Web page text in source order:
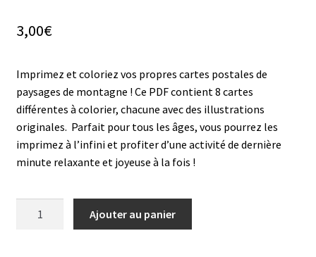
3,00€
Imprimez et coloriez vos propres cartes postales de
paysages de montagne ! Ce PDF contient 8 cartes
différentes à colorier, chacune avec des illustrations
originales. Parfait pour tous les âges, vous pourrez les
imprimez à l’infini et profiter d’une activité de dernière
minute relaxante et joyeuse à la fois !
Ajouter au panier